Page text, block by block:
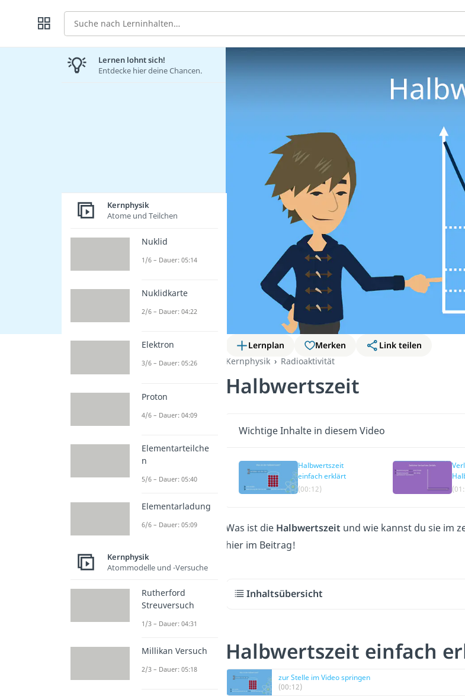
Suche
Lernplan Merken
Link teilen
Kernphysik
Radioaktivität
Halbwertszeit
Wichtige Inhalte in diesem Video
Halbwertszeit
einfach erklärt
(00:12)
Was ist die Halbwertszeit und wie kannst du sie im
hier im Beitrag!
Inhaltsübersicht
Halbwertszeit einfach
zur Stelle im Video springen
(00:12)
Lernen lohnt sich!
Entdecke hier deine Chancen.
Kernphysik
Atome und Teilchen
Nuklid
1/6 – Dauer: 05:14
Nuklidkarte
2/6 – Dauer: 04:22
Elektron
3/6 – Dauer: 05:26
Proton
4/6 – Dauer: 04:09
Elementarteilche
n
5/6 – Dauer: 05:40
Elementarladung
6/6 – Dauer: 05:09
Kernphysik
Atommodelle und -Versuche
Rutherford
Streuversuch
1/3 – Dauer: 04:31
Millikan Versuch
2/3 – Dauer: 05:18